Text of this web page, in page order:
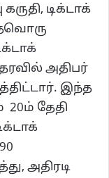
டிக்டாக்
அதிபர்
இந்த
தேதி
அதிரடி